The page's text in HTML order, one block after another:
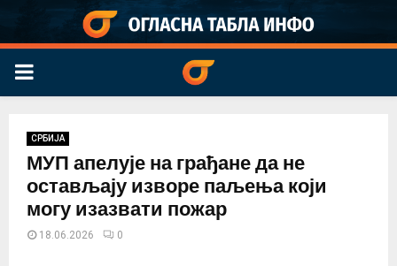
PRIMARY
СРБИЈА
МУП апелује на грађане да не
остављају изворе паљења који
могу изазвати пожар
18.06.2026 0